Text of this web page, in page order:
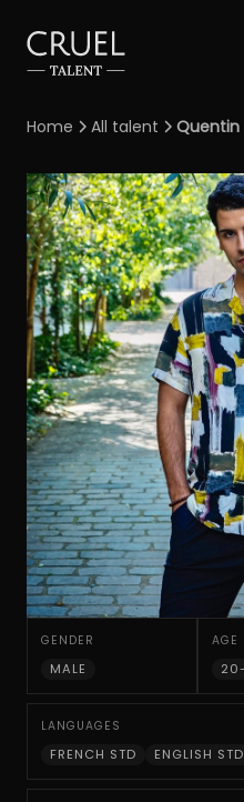
Home All talent Quentin
Slide 3 of 7.
GENDER
MALE
AGE
LANGUAGES
FRENCH STD ENGLISH STD